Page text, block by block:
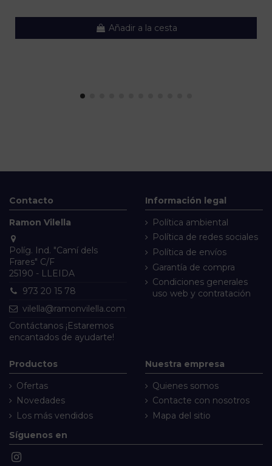
Añadir a la cesta
Contacto
Ramon Vilella
Políg. Ind. "Camí dels
Frares" C/F
25190 - LLEIDA
973 20 15 78
vilella@ramonvilella.com
Contáctanos ¡Estaremos
encantados de ayudarte!
Información legal
Política ambiental
Política de redes sociales
Política de envíos
Garantía de compra
Condiciones generales
uso web y contratación
Productos
Ofertas
Novedades
Los más vendidos
Nuestra empresa
Quienes somos
Contacte con nosotros
Mapa del sitio
Síguenos en